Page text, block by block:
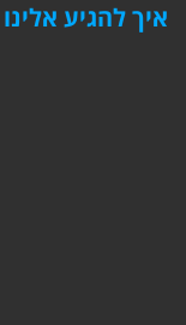
איך להגיע אלינו